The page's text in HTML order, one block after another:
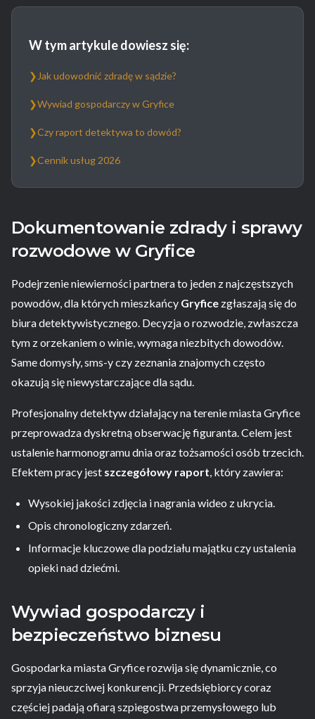
W tym artykule dowiesz się:
❯ Jak udowodnić zdradę w sądzie?
❯Wywiad gospodarczy w Gryfice
❯Czy raport detektywa to dowód?
❯Cennik usług 2026
Dokumentowanie zdrady i sprawy
rozwodowe w Gryfice
Podejrzenie niewierności partnera to jeden z najczęstszych
powodów, dla których mieszkańcy Gryfice zgłaszają się do
biura detektywistycznego. Decyzja o rozwodzie, zwłaszcza
tym z orzekaniem o winie, wymaga niezbitych dowodów.
Same domysły, sms-y czy zeznania znajomych często
okazują się niewystarczające dla sądu.
Profesjonalny detektyw działający na terenie miasta Gryfice
przeprowadza dyskretną obserwację figuranta. Celem jest
ustalenie harmonogramu dnia oraz tożsamości osób trzecich.
Efektem pracy jest szczegółowy raport, który zawiera:
Wysokiej jakości zdjęcia i nagrania wideo z ukrycia.
Opis chronologiczny zdarzeń.
Informacje kluczowe dla podziału majątku czy ustalenia
opieki nad dziećmi.
Wywiad gospodarczy i
bezpieczeństwo biznesu
Gospodarka miasta Gryfice rozwija się dynamicznie, co
sprzyja nieuczciwej konkurencji. Przedsiębiorcy coraz
częściej padają ofiarą szpiegostwa przemysłowego lub